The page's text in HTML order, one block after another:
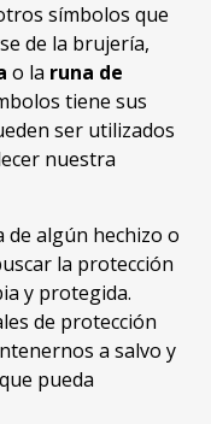
símbolos que
de la brujería,
o la runa de
tiene sus
ser utilizados
nuestra
de algún hechizo o
la protección
y protegida.
de protección
a salvo y
pueda